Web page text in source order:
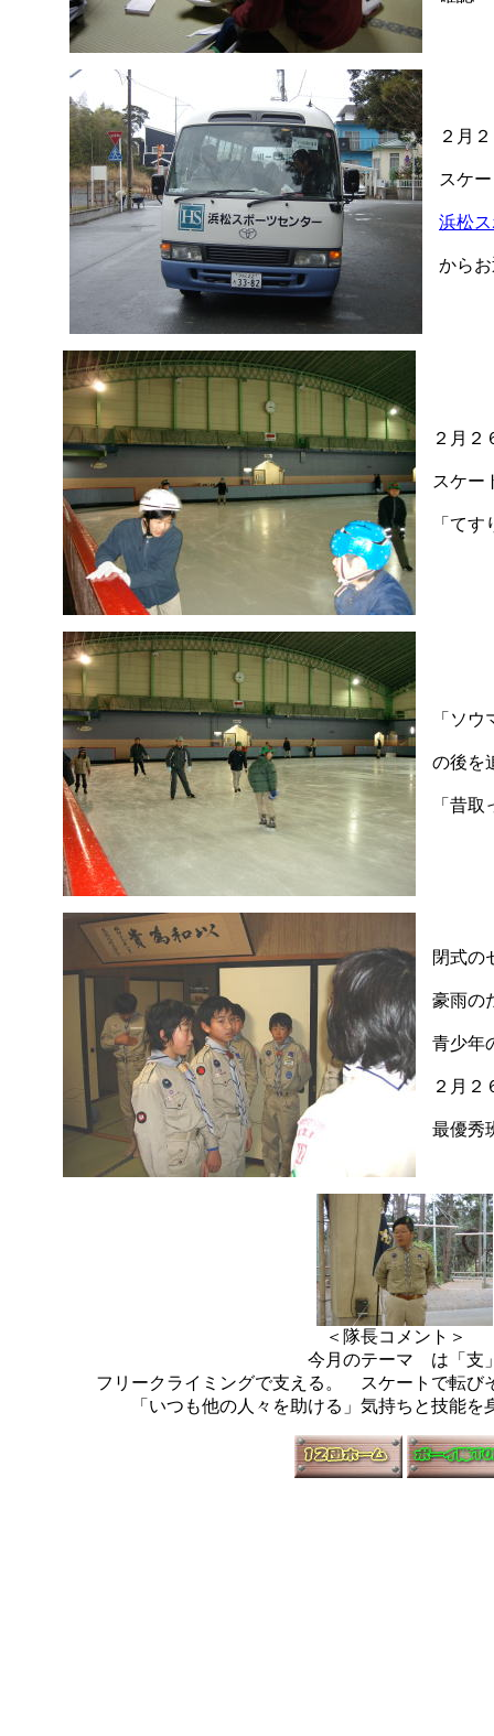
２月
スケ
浜松
から
２月
スケー
「て
「ソ
の後を
「昔
閉式の
豪雨の
青少
２月
最優秀
＜隊長コメント＞
今月のテーマ は「
フリークライミングで支える。 スケートで転び
「いつも他の人々を助ける」気持ちと技能